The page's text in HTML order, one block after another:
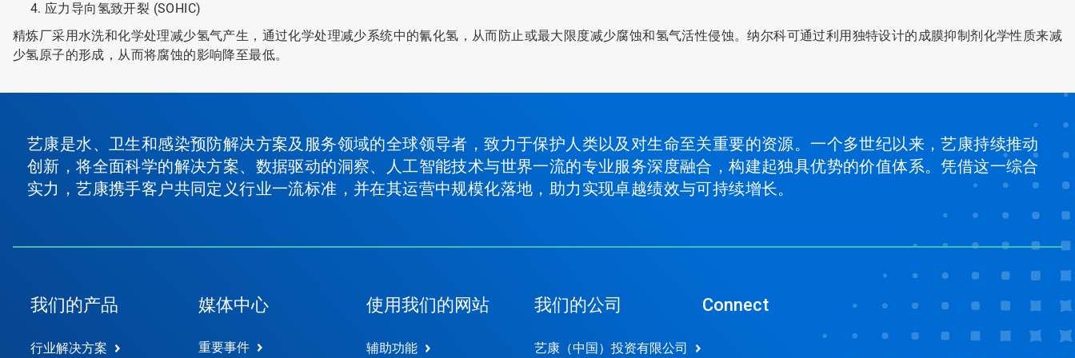
应力导向氢致开裂 (SOHIC)
精炼厂采用水洗和化学处理减少氢气产生，通过化学处理减少系统中的氰化氢，从而防止或最大限度减少腐蚀和氢气活性侵蚀。纳尔科可通过利用独特设计的成膜抑制剂化学性质来减
少氢原子的形成，从而将腐蚀的影响降至最低。
艺康是水、卫生和感染预防解决方案及服务领域的全球领导者，致力于保护人类以及对生命至关重要的资源。一个多世纪以来，艺康持续推动
创新，将全面科学的解决方案、数据驱动的洞察、人工智能技术与世界一流的专业服务深度融合，构建起独具优势的价值体系。凭借这一综合
实力，艺康携手客户共同定义行业一流标准，并在其运营中规模化落地，助力实现卓越绩效与可持续增长。
我们的产品
行业解决方案
媒体中心
重要事件
使用我们的网站
辅助功能
我们的公司
艺康（中国）投资有限公司
Connect